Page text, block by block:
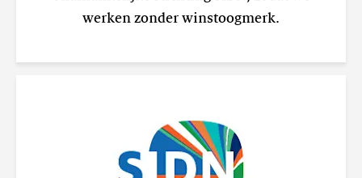
werken zonder winstoogmerk.